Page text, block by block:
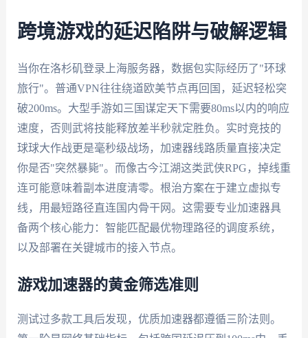
跨境游戏的延迟陷阱与破解逻辑
当你在洛杉矶登录上海服务器，数据包实际经历了"环球
旅行"。普通VPN往往绕道欧美节点再回国，延迟轻松突
破200ms。大型手游如三国谋定天下需要80ms以内的响应
速度，否则武将技能释放差半秒就定胜负。实时竞技的
球球大作战更是毫秒级战场，加速器线路质量直接决定
你是否"突然暴毙"。而像古今江湖这类武侠RPG，掉线重
连可能意味着副本进度清零。根治方案在于建立虚拟专
线，用最短路径直连国内骨干网。这需要专业加速器具
备两个核心能力：智能匹配最优物理路径的调度系统，
以及部署在关键城市的接入节点。
游戏加速器的黄金筛选准则
测试过多款工具后发现，优质加速器都遵循三阶法则。